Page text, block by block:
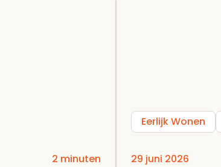
2 minuten
Eerlijk Wonen
29 juni 2026